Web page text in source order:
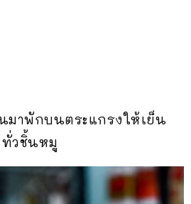
มาพักบนตระแกรงให้เย็น
ทั่วชิ้นหมู